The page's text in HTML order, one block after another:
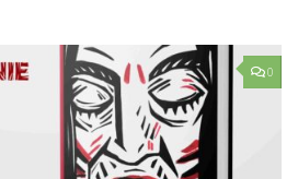
0